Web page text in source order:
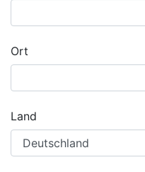
Ort
Land